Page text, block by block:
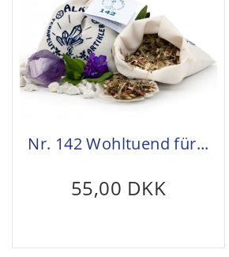
Nr. 142 Wohltuend für...
55,00 DKK